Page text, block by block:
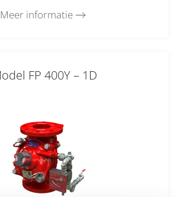
Meer informatie
FP 400Y – 1D